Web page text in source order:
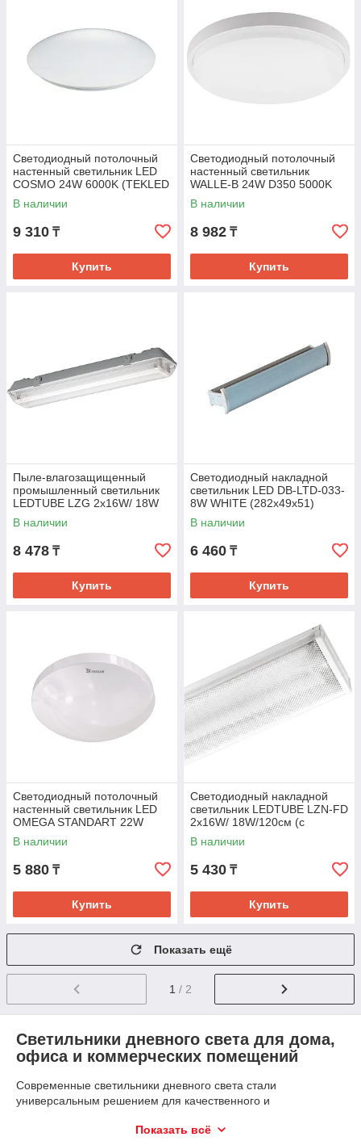
Светодиодный потолочный
настенный светильник LED
COSMO 24W 6000K (TEKLED
В наличии
9 310 ₸
Купить
Светодиодный потолочный
настенный светильник
WALLE-B 24W D350 5000K
(TEKLED)
В наличии
8 982 ₸
Купить
Пыле-влагозащищенный
промышленный светильник
LEDTUBE LZG 2x16W/ 18W
без лампы (120см) (TEKL-
KZ)
В наличии
8 478 ₸
Купить
Светодиодный накладной
светильник LED DB-LTD-033-
8W WHITE (282x49x51)
4000K (TEKLED)
В наличии
6 460 ₸
Купить
Светодиодный потолочный
настенный светильник LED
OMEGA STANDART 22W
6000K 380мм (TEKL-KZ)
В наличии
5 880 ₸
Купить
Светодиодный накладной
светильник LEDTUBE LZN-FD
2x16W/ 18W/120см (с
лампой) (TEKL-KZ)
В наличии
5 430 ₸
Купить
Показать ещё
1 / 2
Светильники дневного света для дома,
офиса и коммерческих помещений
Современные светильники дневного света стали
универсальным решением для качественного и
получить яркий свет, снизить энергопотребление и создать
Показать всё